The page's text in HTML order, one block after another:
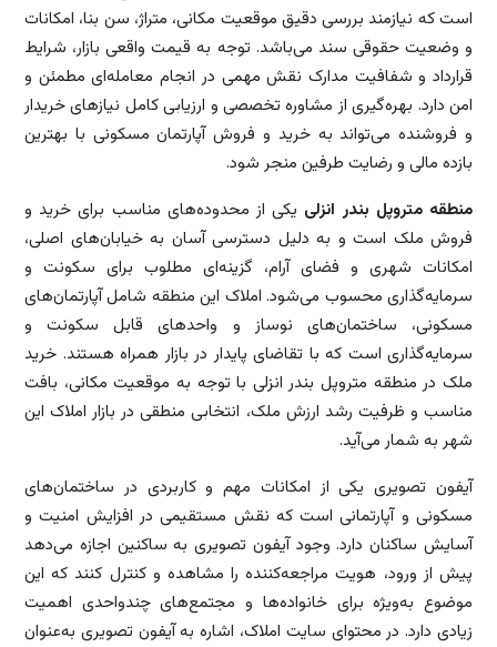
است که نیازمند بررسی دقیق موقعیت مکانی، متراژ، سن بنا، امکانات
و وضعیت حقوقی سند می‌باشد. توجه به قیمت واقعی بازار، شرایط
قرارداد و شفافیت مدارک نقش مهمی در انجام معامله‌ای مطمئن و
امن دارد. بهره‌گیری از مشاوره تخصصی و ارزیابی کامل نیازهای خریدار
و فروشنده می‌تواند به خرید و فروش آپارتمان مسکونی با بهترین
بازده مالی و رضایت طرفین منجر شود.
منطقه متروپل بندر انزلی یکی از محدوده‌های مناسب برای خرید و
فروش ملک است و به دلیل دسترسی آسان به خیابان‌های اصلی،
امکانات شهری و فضای آرام، گزینه‌ای مطلوب برای سکونت و
سرمایه‌گذاری محسوب می‌شود. املاک این منطقه شامل آپارتمان‌های
مسکونی، ساختمان‌های نوساز و واحدهای قابل سکونت و
سرمایه‌گذاری است که با تقاضای پایدار در بازار همراه هستند. خرید
ملک در منطقه متروپل بندر انزلی با توجه به موقعیت مکانی، بافت
مناسب و ظرفیت رشد ارزش ملک، انتخابی منطقی در بازار املاک این
شهر به شمار می‌آید.
آیفون تصویری یکی از امکانات مهم و کاربردی در ساختمان‌های
مسکونی و آپارتمانی است که نقش مستقیمی در افزایش امنیت و
آسایش ساکنان دارد. وجود آیفون تصویری به ساکنین اجازه می‌دهد
پیش از ورود، هویت مراجعه‌کننده را مشاهده و کنترل کنند که این
موضوع به‌ویژه برای خانواده‌ها و مجتمع‌های چندواحدی اهمیت
زیادی دارد. در محتوای سایت املاک، اشاره به آیفون تصویری به‌عنوان